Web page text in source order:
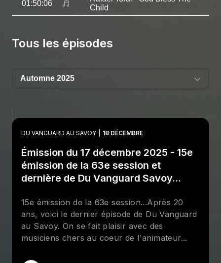
01:50:06
Child
Tous les épisodes
DU VANGUARD AU SAVOY 18 DÉCEMBRE
Émission du 17 décembre 2025 - 15e
émission de la 63e session et
dernière de Du Vanguard Savoy...
15e émission de la 63e session...Après 20
ans, voici le dernier épisode de Du Vanguard
au Savoy. On se fait plaisir avec des
musiciens chers au coeur de l'animateur...